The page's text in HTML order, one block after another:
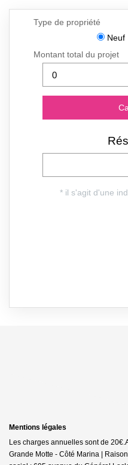
Mentions légales
Les charges annuelles sont de 20€.
Grande Motte - Côté Marina |